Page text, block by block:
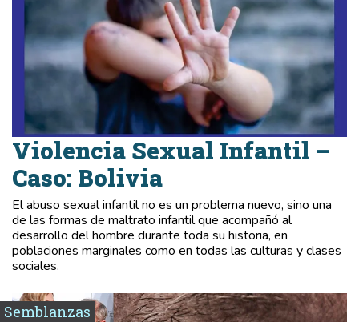
Violencia Sexual Infantil –
Caso: Bolivia
El abuso sexual infantil no es un problema nuevo, sino una
de las formas de maltrato infantil que acompañó al
desarrollo del hombre durante toda su historia, en
poblaciones marginales como en todas las culturas y clases
sociales.
Semblanzas